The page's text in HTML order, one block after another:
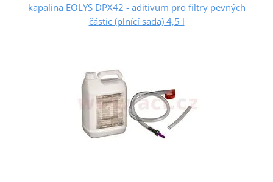
kapalina EOLYS DPX42 - aditivum pro filtry pevných
částic (plnící sada) 4,5 l